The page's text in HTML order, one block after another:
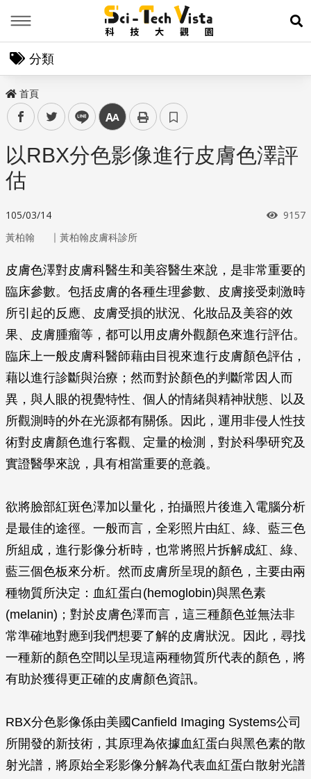
展
分類
首頁
facebooktwitter line 中
以RBX分色影像進行皮膚色澤評
估
105/03/14 瀏覽
9157
黃柏翰 ｜ 黃柏翰皮膚科診所
皮膚色澤對皮膚科醫生和美容醫生來說，是非常重要的
臨床參數。包括皮膚的各種生理參數、皮膚接受刺激時
所引起的反應、皮膚受損的狀況、化妝品及美容的效
果、皮膚腫瘤等，都可以用皮膚外觀顏色來進行評估。
臨床上一般皮膚科醫師藉由目視來進行皮膚顏色評估，
藉以進行診斷與治療；然而對於顏色的判斷常因人而
異，與人眼的視覺特性、個人的情緒與精神狀態、以及
所觀測時的外在光源都有關係。因此，運用非侵人性技
術對皮膚顏色進行客觀、定量的檢測，對於科學研究及
實證醫學來說，具有相當重要的意義。
欲將臉部紅斑色澤加以量化，拍攝照片後進入電腦分析
是最佳的途徑。一般而言，全彩照片由紅、綠、藍三色
所組成，進行影像分析時，也常將照片拆解成紅、綠、
藍三個色板來分析。然而皮膚所呈現的顏色，主要由兩
種物質所決定：血紅蛋白(hemoglobin)與黑色素
(melanin)；對於皮膚色澤而言，這三種顏色並無法非
常準確地對應到我們想要了解的皮膚狀況。因此，尋找
一種新的顏色空間以呈現這兩種物質所代表的顏色，將
有助於獲得更正確的皮膚顏色資訊。
RBX分色影像係由美國Canfield Imaging Systems公司
所開發的新技術，其原理為依據血紅蛋白與黑色素的散
射光譜，將原始全彩影像分解為代表血紅蛋白散射光譜